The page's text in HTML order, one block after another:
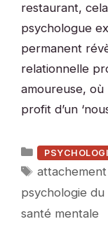
restaurant,
psychologue
permanent
relationnelle
amoureuse, où
profit d’un
Catégories
Étiquettes
psychologie
santé mentale